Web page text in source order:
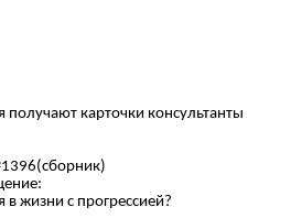
карточки консультанты
в жизни с прогрессией?